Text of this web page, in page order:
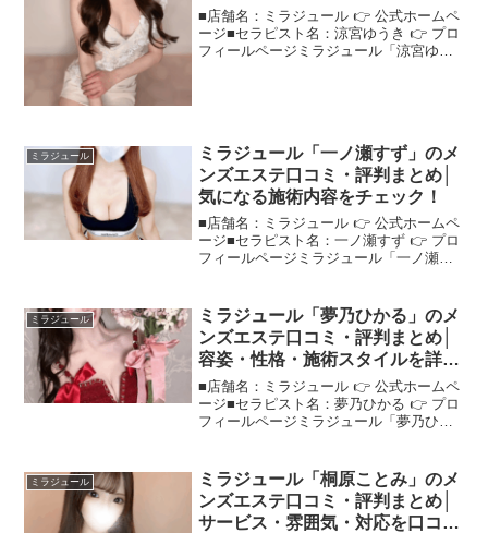
ました！
■店舗名：ミラジュール 👉 公式ホームペ
ージ■セラピスト名：涼宮ゆうき 👉 プロ
フィールページミラジュール「涼宮ゆう
ミラジュール
ミラジュール「一ノ瀬すず」のメ
ンズエステ口コミ・評判まとめ│
気になる施術内容をチェック！
■店舗名：ミラジュール 👉 公式ホームペ
ージ■セラピスト名：一ノ瀬すず 👉 プロ
フィールページミラジュール「一ノ瀬す
ず"さんについて、ネット上の評価をもと
に徹底調査し...
ミラジュール
ミラジュール「夢乃ひかる」のメ
ンズエステ口コミ・評判まとめ│
容姿・性格・施術スタイルを詳し
く紹介！
■店舗名：ミラジュール 👉 公式ホームペ
ージ■セラピスト名：夢乃ひかる 👉 プロ
フィールページミラジュール「夢乃ひか
ラジュール夢乃ひかる"さんの評判を、口
コミをもとに...
ミラジュール
ミラジュール「桐原ことみ」のメ
ンズエステ口コミ・評判まとめ│
サービス・雰囲気・対応を口コミ